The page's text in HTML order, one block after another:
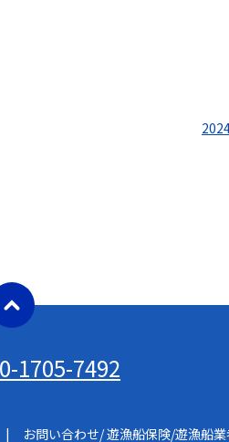
1705-7492
お問い合わせ/ 遊漁船保険/遊漁船